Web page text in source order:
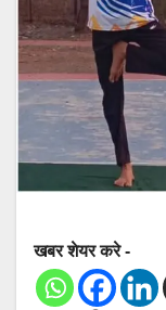
खबर शेयर करे -